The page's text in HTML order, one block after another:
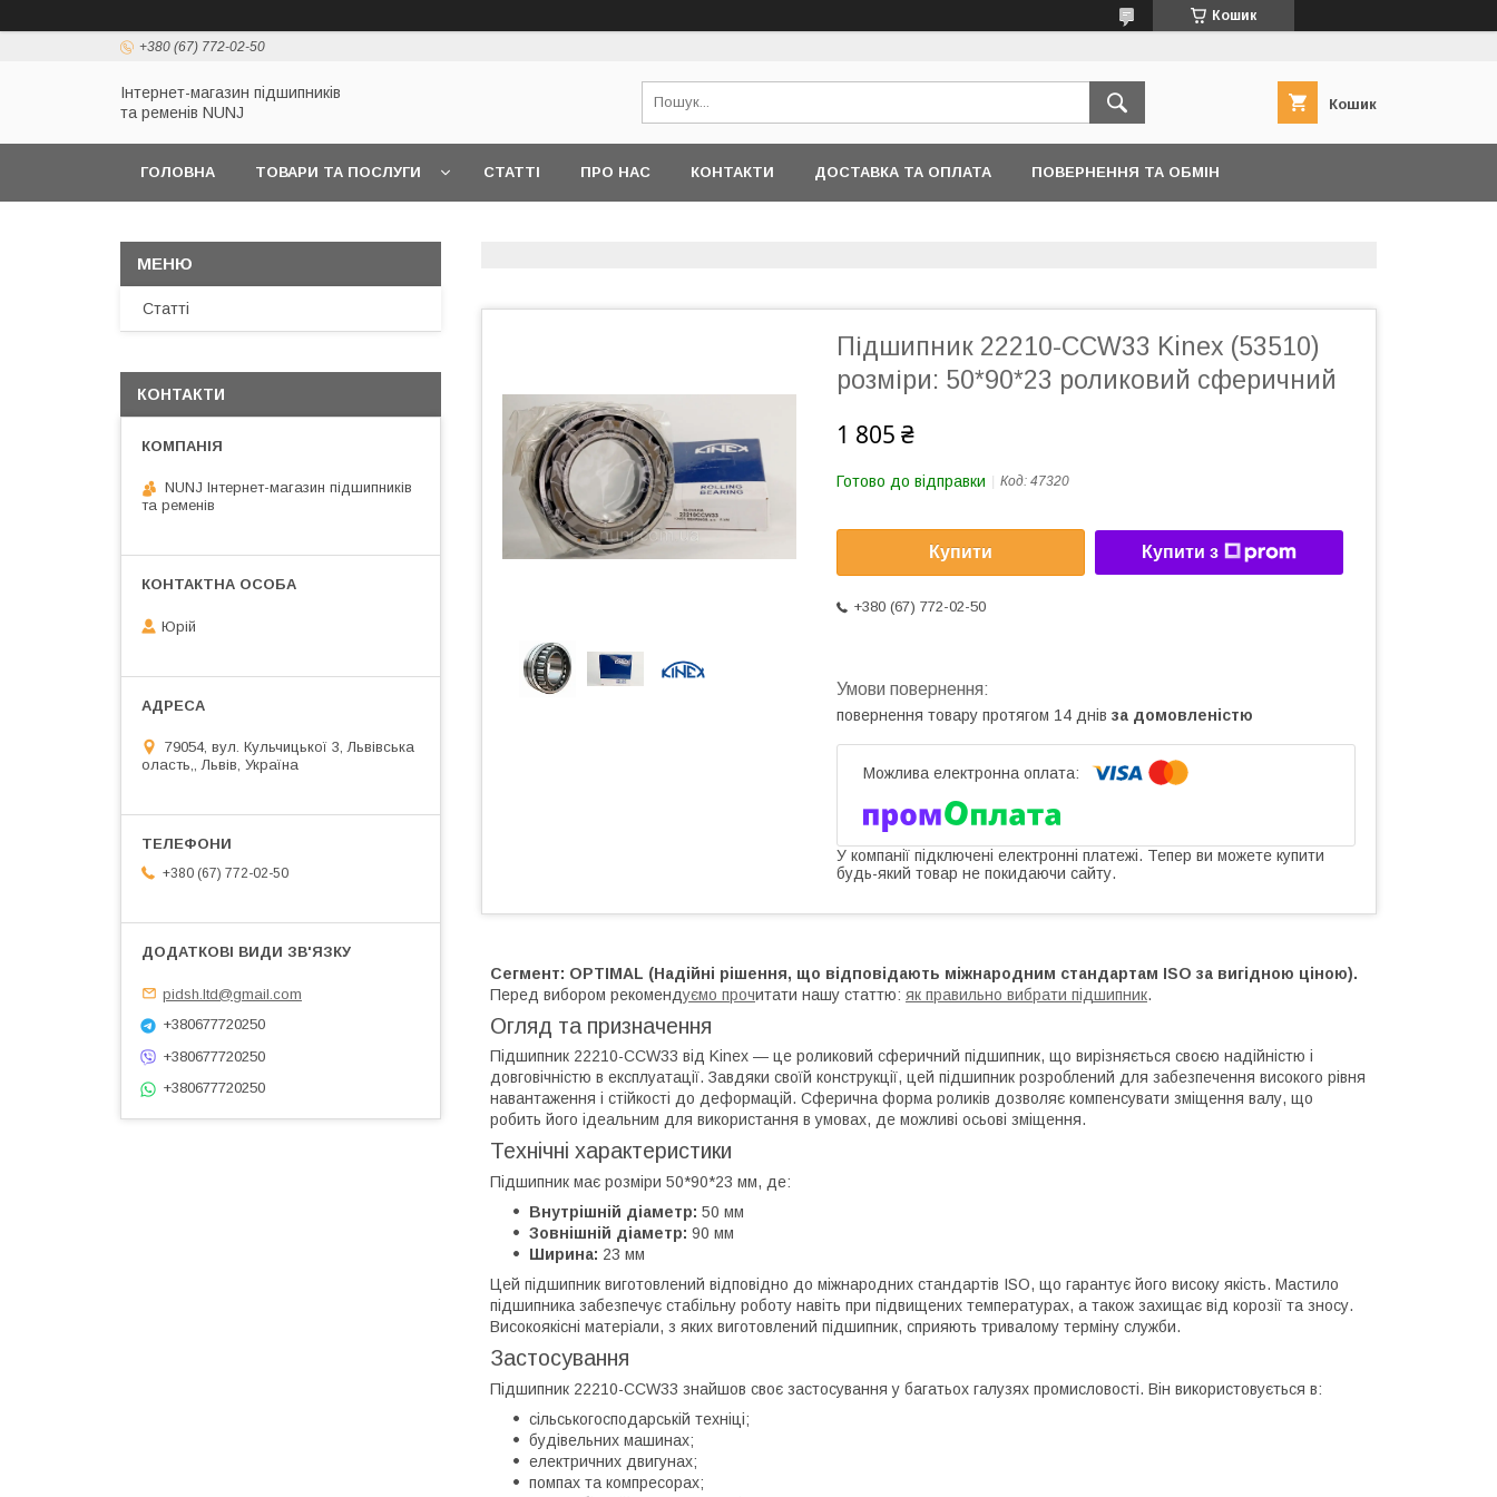
Кошик
+380 (67) 772-02-50
Інтернет-магазин підшипників
та ременів NUNJ
Кошик
ГОЛОВНА ТОВАРИ ТА ПОСЛУГИ СТАТТІ ПРО НАС КОНТАКТИ ДОСТАВКА ТА ОПЛАТА ПОВЕРНЕННЯ ТА ОБМІН
Підшипник 22210-CCW33 Kinex (53510)
розміри: 50*90*23 роликовий сферичний
1 805 ₴
Готово до відправки Код: 47320
Купити Купити з
+380 (67) 772-02-50
повернення товару протягом 14 днів за домовленістю
У компанії підключені електронні платежі. Тепер ви можете купити
будь-який товар не покидаючи сайту.
Сегмент: OPTIMAL (Надійні рішення, що відповідають міжнародним стандартам ISO за вигідною ціною).
Перед вибором рекомендуємо прочитати нашу статтю: як правильно вибрати підшипник.
Огляд та призначення
Підшипник 22210-CCW33 від Kinex — це роликовий сферичний підшипник, що вирізняється своєю надійністю і
довговічністю в експлуатації. Завдяки своїй конструкції, цей підшипник розроблений для забезпечення високого рівня
навантаження і стійкості до деформацій. Сферична форма роликів дозволяє компенсувати зміщення валу, що
робить його ідеальним для використання в умовах, де можливі осьові зміщення.
Технічні характеристики
Підшипник має розміри 50*90*23 мм, де:
Внутрішній діаметр: 50 мм
Зовнішній діаметр: 90 мм
Ширина: 23 мм
Цей підшипник виготовлений відповідно до міжнародних стандартів ISO, що гарантує його високу якість. Мастило
підшипника забезпечує стабільну роботу навіть при підвищених температурах, а також захищає від корозії та зносу.
Високоякісні матеріали, з яких виготовлений підшипник, сприяють тривалому терміну служби.
Застосування
Підшипник 22210-CCW33 знайшов своє застосування у багатьох галузях промисловості. Він використовується в:
сільськогосподарській техніці;
будівельних машинах;
електричних двигунах;
помпах та компресорах;
Статті
КОНТАКТИ
NUNJ Інтернет-магазин підшипників
та ременів
Юрій
79054, вул. Кульчицької 3, Львівська
оласть,, Львів, Україна
+380 (67) 772-02-50
pidsh.ltd@gmail.com
+380677720250
+380677720250
+380677720250